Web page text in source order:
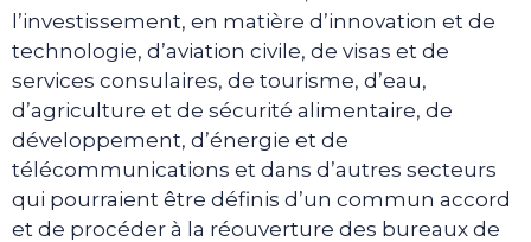
l’investissement, en matière d’innovation et de
technologie, d’aviation civile, de visas et de
services consulaires, de tourisme, d’eau,
d’agriculture et de sécurité alimentaire, de
développement, d’énergie et de
télécommunications et dans d’autres secteurs
qui pourraient être définis d’un commun accord
et de procéder à la réouverture des bureaux de